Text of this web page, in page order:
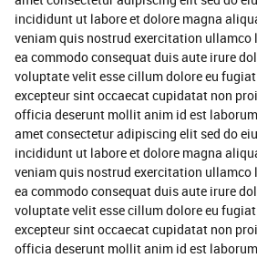
incididunt ut labore et dolore magna
veniam quis nostrud exercitation
ea commodo consequat duis aute irure
voluptate velit esse cillum dolore eu
excepteur sint occaecat cupidatat non
officia deserunt mollit anim id est
amet consectetur adipiscing elit sed do
incididunt ut labore et dolore magna
veniam quis nostrud exercitation
ea commodo consequat duis aute irure
voluptate velit esse cillum dolore eu
excepteur sint occaecat cupidatat non
officia deserunt mollit anim id est